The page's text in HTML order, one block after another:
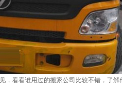
，看看谁用过的搬家公司比较不错，了